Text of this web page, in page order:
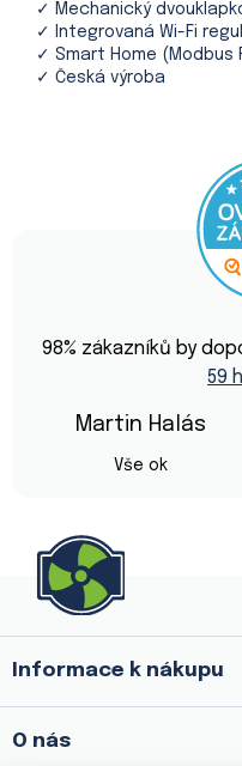
✓ Mechanický
✓ Integrovaná Wi-Fi
✓ Smart Home (Modbus
✓ Česká výroba
98% zákazníků by
59
Martin Halás
Vše ok
p
a Informace k nákupu
O nás